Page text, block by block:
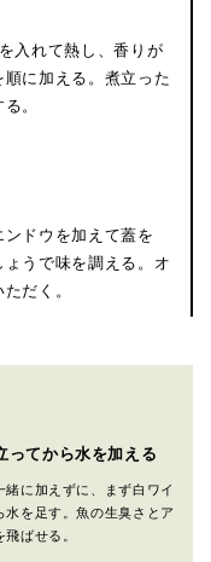
入れて熱し、香りが
に加える。煮立った
。
ドウを加えて蓋を
うで味を調える。オ
だく。
ってから水を加える
緒に加えずに、まず白ワイ
水を足す。魚の生臭さとア
ばせる。